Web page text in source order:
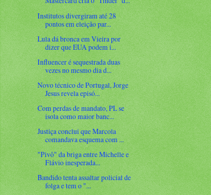
Institutos divergiram até 28
pontos em eleição par...
Lula dá bronca em Vieira por
dizer que EUA podem i...
Influencer é sequestrada duas
vezes no mesmo dia d...
Novo técnico de Portugal, Jorge
Jesus revela episó...
Com perdas de mandato, PL se
isola como maior banc...
Justiça conclui que Marcola
comandava esquema com ...
"Pivô" da briga entre Michelle e
Flávio inesperada...
Bandido tenta assaltar policial de
folga e tem o "...